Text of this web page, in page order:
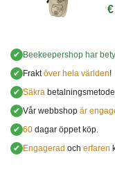
✔ Beekeepershop har
✔ Fraktöver hela världen!
✔ Säkra
✔ Vår webbshop är
✔ 60 dagar öppet köp.
✔ Engagerad och erfaren